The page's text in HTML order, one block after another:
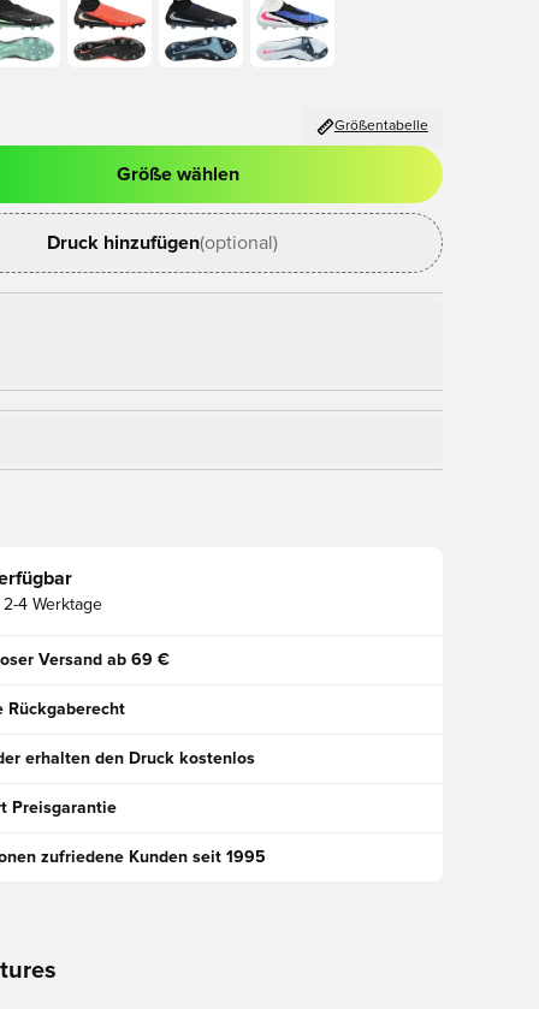
Größentabelle
zum Anmelden oder Registrieren als Mitglied
Größe wählen
Druck hinzufügen(optional)
2-4 Werktage
Versand ab 69 €
Rückgaberecht
erhalten den Druck kostenlos
Preisgarantie
zufriedene Kunden seit 1995